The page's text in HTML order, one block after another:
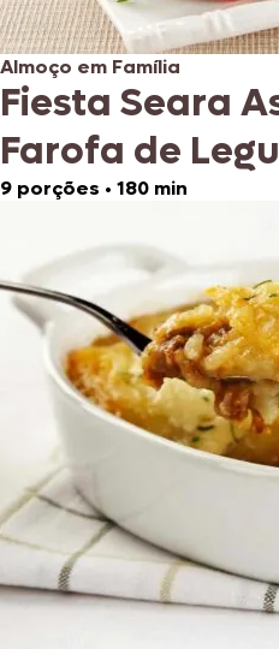
Almoço em Família
Fiesta Seara
Farofa de
9 porções • 180 min